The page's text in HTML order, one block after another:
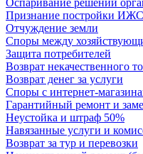
Оспаривание решений
Признание постройки ИЖС
Отчуждение земли
Споры между
Защита потребителей
Возврат некачественного
Возврат денег за услуги
Споры с интернет-
Гарантийный ремонт и
Неустойка и штраф 50%
Навязанные услуги и
Возврат за тур и перевозки